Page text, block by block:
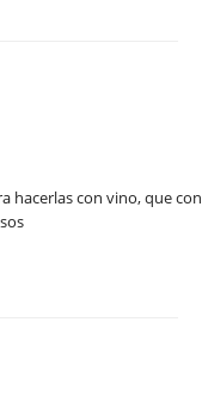
hacerlas con vino, que con